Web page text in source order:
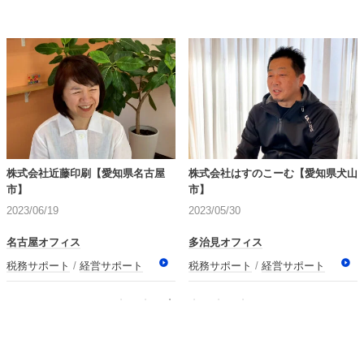
株式会社近藤印刷【愛知県名古屋
市】
2023/06/19
名古屋オフィス
税務サポート
経営サポート
株式会社はすのこーむ【愛知県犬山
市】
2023/05/30
多治見オフィス
税務サポート
経営サポート